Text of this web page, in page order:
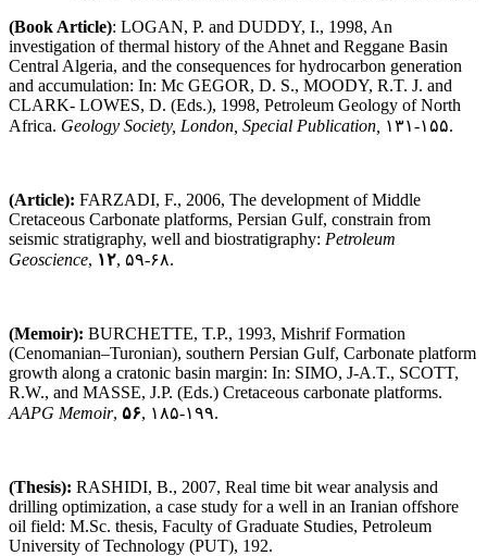
(Book Article): LOGAN, P. and DUDDY, I., 1998, An
investigation of thermal history of the Ahnet and Reggane Basin
Central Algeria, and the consequences for hydrocarbon generation
and accumulation: In: Mc GEGOR, D. S., MOODY, R.T. J. and
CLARK- LOWES, D. (Eds.), 1998, Petroleum Geology of North
Africa. Geology Society, London, Special Publication, ۱۳۱-۱۵۵.
(Article): FARZADI, F., 2006, The development of Middle
Cretaceous Carbonate platforms, Persian Gulf, constrain from
seismic stratigraphy, well and biostratigraphy: Petroleum
Geoscience, ۱۲, ۵۹-۶۸.
(Memoir): BURCHETTE, T.P., 1993, Mishrif Formation
(Cenomanian–Turonian), southern Persian Gulf, Carbonate platform
growth along a cratonic basin margin: In: SIMO, J-A.T., SCOTT,
R.W., and MASSE, J.P. (Eds.) Cretaceous carbonate platforms.
AAPG Memoir, ۵۶, ۱۸۵-۱۹۹.
(Thesis): RASHIDI, B., 2007, Real time bit wear analysis and
drilling optimization, a case study for a well in an Iranian offshore
oil field: M.Sc. thesis, Faculty of Graduate Studies, Petroleum
University of Technology (PUT), 192.